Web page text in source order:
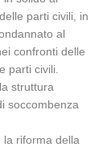
parti civili, in
al
confronti delle
parti civili.
struttura
soccombenza
la riforma della